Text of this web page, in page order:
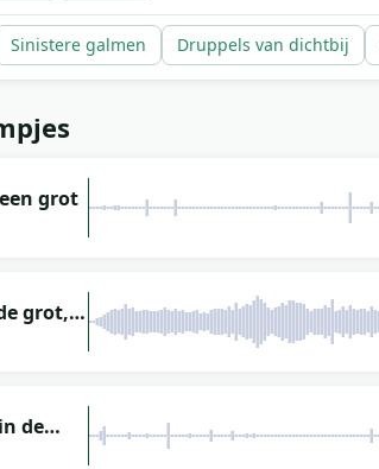
Sinistere galmen Druppels van dichtbij
grot
grot,
de